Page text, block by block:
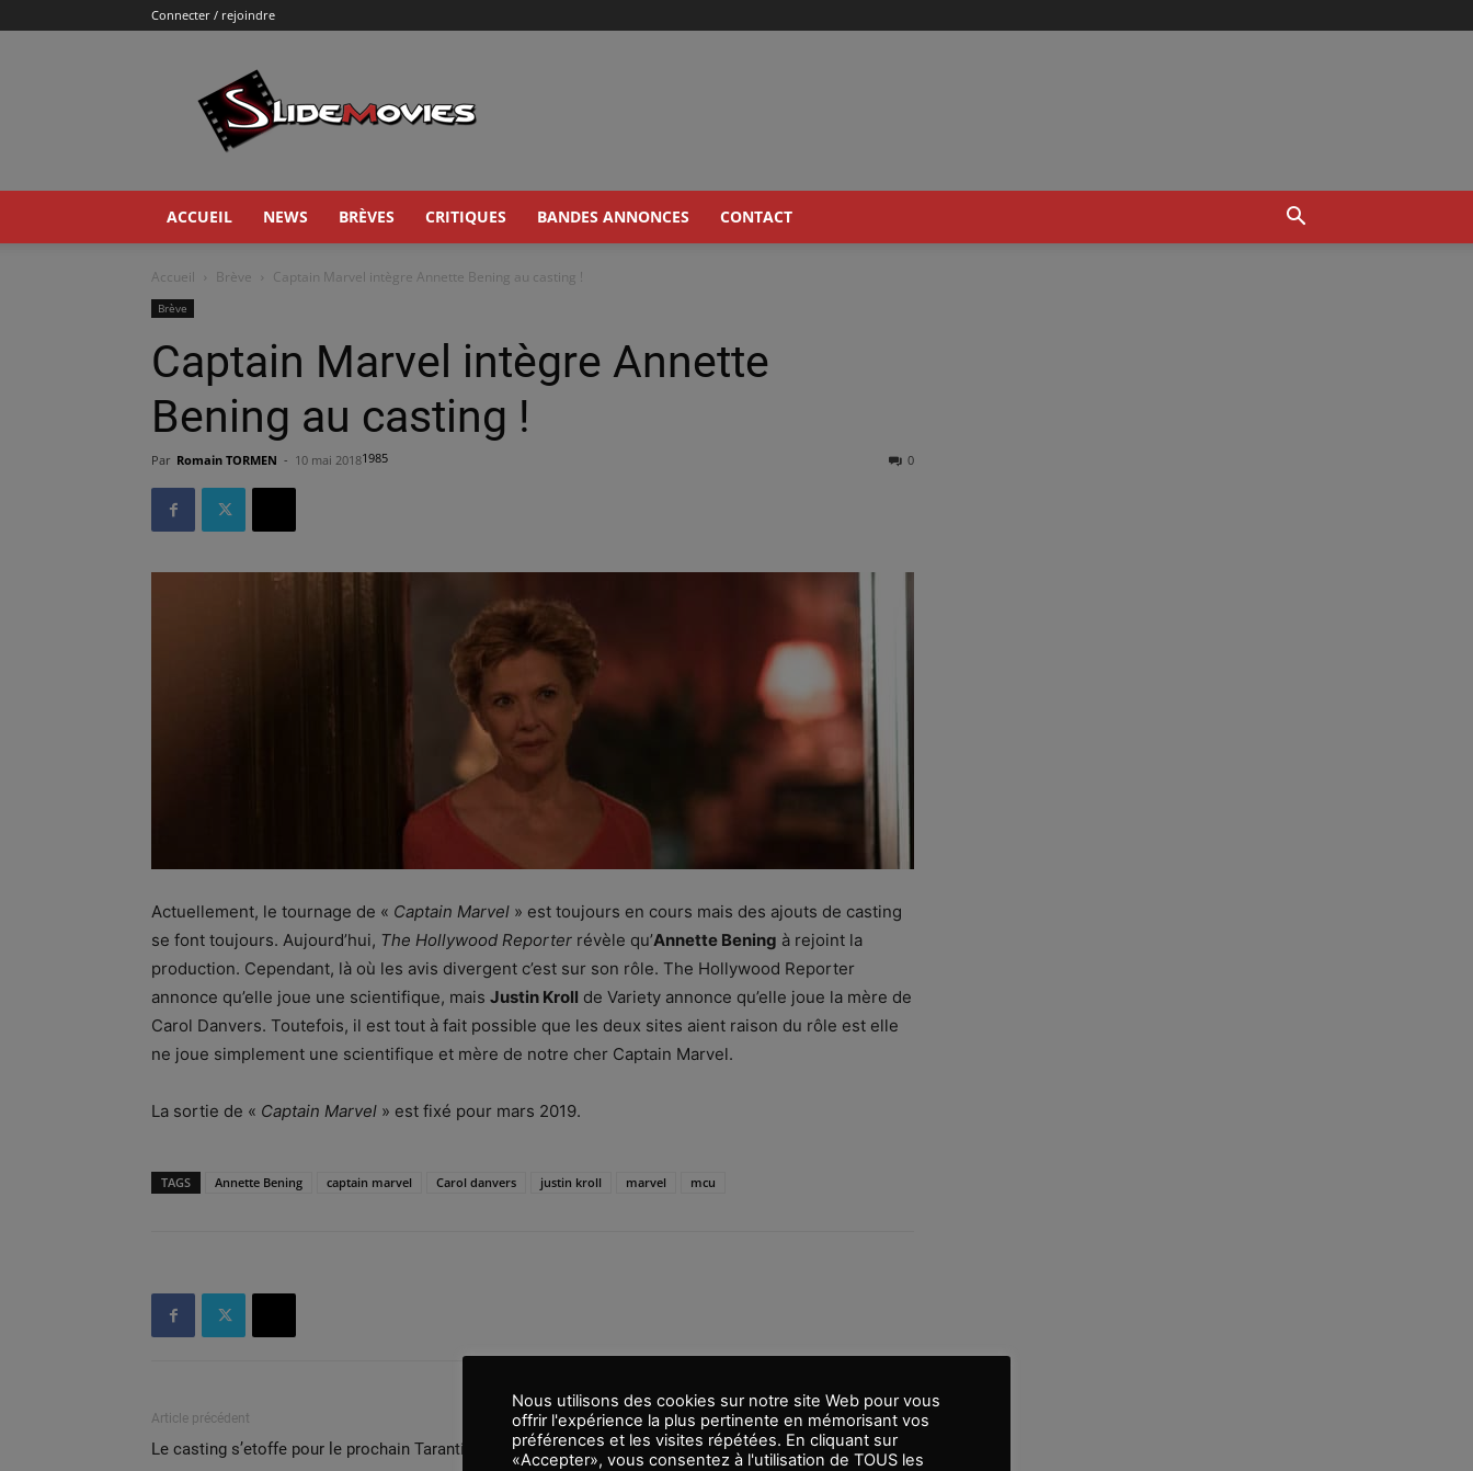
Connecter / rejoindre
ACCUEIL NEWS BRÈVES CRITIQUES BANDES ANNONCES CONTACT
Accueil Brève Captain Marvel intègre Annette Bening au casting !
Brève
Captain Marvel intègre Annette
Bening au casting !
Par Romain TORMEN - 10 mai 2018 0
1985
Actuellement, le tournage de « Captain Marvel » est toujours en cours mais des ajouts de casting
se font toujours. Aujourd’hui, The Hollywood Reporter révèle qu’Annette Bening à rejoint la
production. Cependant, là où les avis divergent c’est sur son rôle. The Hollywood Reporter
annonce qu’elle joue une scientifique, mais Justin Kroll de Variety annonce qu’elle joue la mère de
Carol Danvers. Toutefois, il est tout à fait possible que les deux sites aient raison du rôle est elle
ne joue simplement une scientifique et mère de notre cher Captain Marvel.
La sortie de « Captain Marvel » est fixé pour mars 2019.
TAGS Annette Bening captain marvel Carol danvers justin kroll marvel mcu
Article précédent
Le casting s’etoffe pour le prochain Tarantino
Article suivant
Felicity Jones rejoint un casting impressionnant
Nous utilisons des cookies sur notre site Web pour vous
offrir l'expérience la plus pertinente en mémorisant vos
préférences et les visites répétées. En cliquant sur
«Accepter», vous consentez à l'utilisation de TOUS les